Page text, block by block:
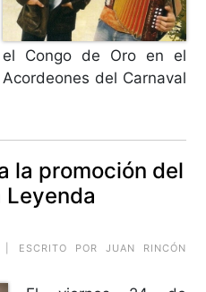
Congo de Oro en el
del Carnaval
la promoción del
Leyenda
ESCRITO POR JUAN RINCÓN